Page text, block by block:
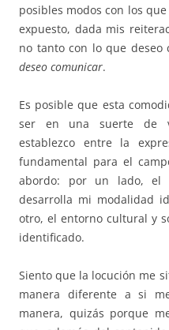
posibles modos con los
expuesto, dada mis
no tanto con lo que
deseo comunicar.
Es posible que esta
ser en una suerte de
establezco entre la
fundamental para el
abordo: por un lado, el
desarrolla mi modalidad
otro, el entorno cultural y
identificado.
Siento que la locución me
manera diferente a si
manera, quizás porque